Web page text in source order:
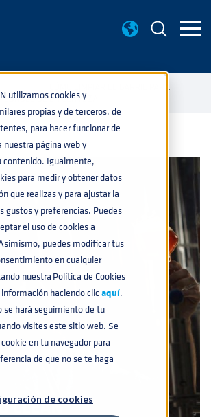
utilizamos cookies y
propias y de terceros, de
para hacer funcionar de
nuestra página web y
contenido. Igualmente,
para medir y obtener datos
que realizas y para ajustar la
gustos y preferencias. Puedes
el uso de cookies a
puedes modificar tus
en cualquier
nuestra Política de Cookies
haciendo clic aquí.
se hará seguimiento de tu
visites este sitio web. Se
en tu navegador para
de que no se te haga
de cookies
CÓMO LIMPIAR EL BARRIL PARA
DE LA CERVEZA